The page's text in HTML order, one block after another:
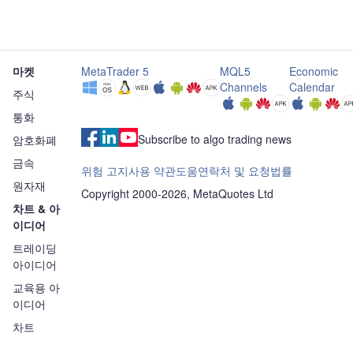
마켓
주식
통화
암호화폐
금속
원자재
차트 & 아
이디어
트레이딩
아이디어
교육용 아
이디어
차트
MetaTrader 5
MQL5
Channels
Economic
Calendar
Subscribe to algo trading news
위험 고지사용 약관도움연락처 및 요청법률
Copyright 2000-2026, MetaQuotes Ltd